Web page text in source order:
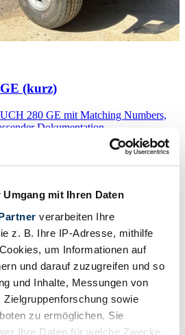
mit Ihren Daten
verarbeiten Ihre
z. B. Ihre IP-Adresse, mithilfe
um Informationen auf
und darauf zuzugreifen und so
und Inhalte, Messungen von
Zielgruppenforschung sowie
zu ermöglichen. Sie
Ihre Daten für welche Zwecke
(kurz)
280 GE mit Matching Numbers,
Dokumentation